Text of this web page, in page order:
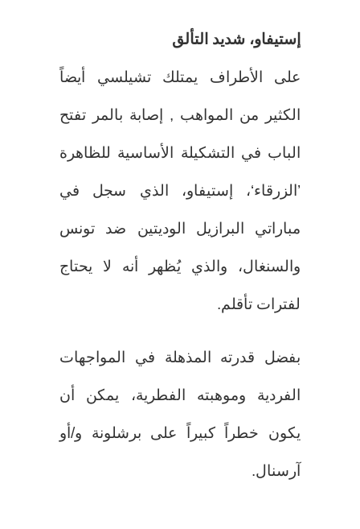
إستيفاو، شديد التألق
على الأطراف يمتلك تشيلسي أيضاً
الكثير من المواهب , إصابة بالمر تفتح
الباب في التشكيلة الأساسية للظاهرة
’الزرقاء‘، إستيفاو، الذي سجل في
مباراتي البرازيل الوديتين ضد تونس
والسنغال، والذي يُظهر أنه لا يحتاج
لفترات تأقلم.
بفضل قدرته المذهلة في المواجهات
الفردية وموهبته الفطرية، يمكن أن
يكون خطراً كبيراً على برشلونة و/أو
آرسنال.